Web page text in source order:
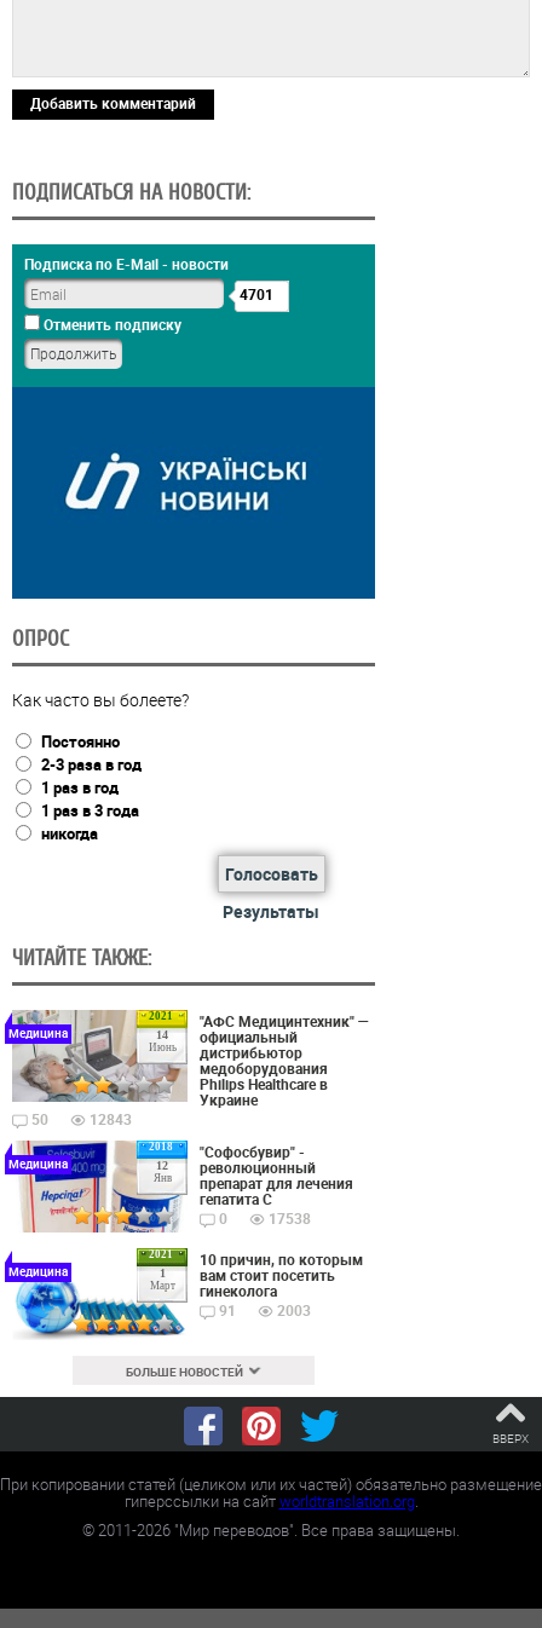
Добавить комментарий
ПОДПИСАТЬСЯ НА НОВОСТИ:
Подписка по E-Mail - новости
4701
Отменить подписку
ОПРОС
Как часто вы болеете?
Постоянно
2-3 раза в год
1 раз в год
1 раз в 3 года
никогда
Голосовать
Результаты
ЧИТАЙТЕ ТАКЖЕ:
2021
14
Июнь
Медицина
"АФС Медицинтехник" —
официальный
дистрибьютор
медоборудования
Philips Healthcare в
Украине
50
12843
2018
12
Янв
Медицина
"Софосбувир" -
революционный
препарат для лечения
гепатита С
0
17538
2021
1
Март
Медицина
10 причин, по которым
вам стоит посетить
гинеколога
91
2003
БОЛЬШЕ НОВОСТЕЙ
ВВЕРХ
При копировании статей (целиком или их частей) обязательно размещение
гиперссылки на сайтworldtranslation.org.
©2011-2026 "Мир переводов". Все права защищены.